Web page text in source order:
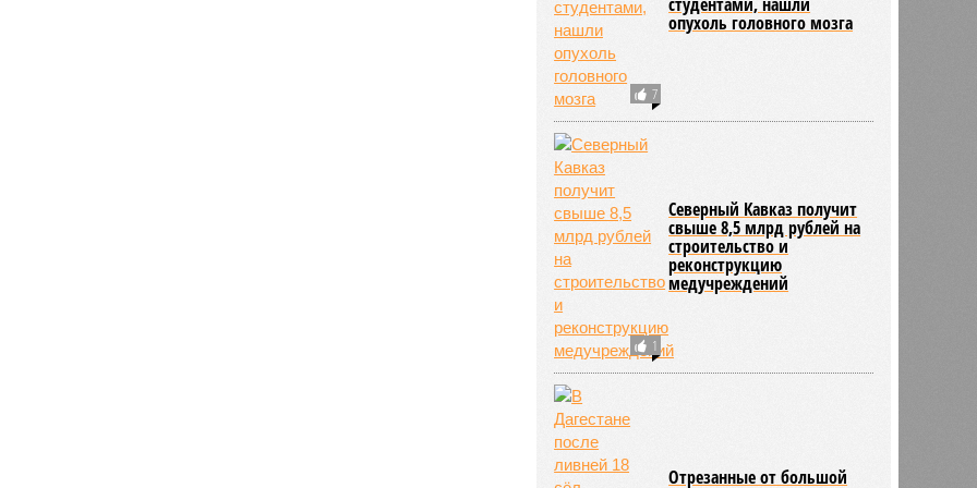
7
опухоль головного мозга
1
Северный Кавказ получит
свыше 8,5 млрд рублей на
строительство и
реконструкцию
медучреждений
Отрезанные от большой